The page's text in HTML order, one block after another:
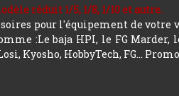
réduit 1/5, 1/8, 1/10 et autre.
pour l'équipement de
:Le baja HPI, le FG
Kyosho, HobbyTech, FG...